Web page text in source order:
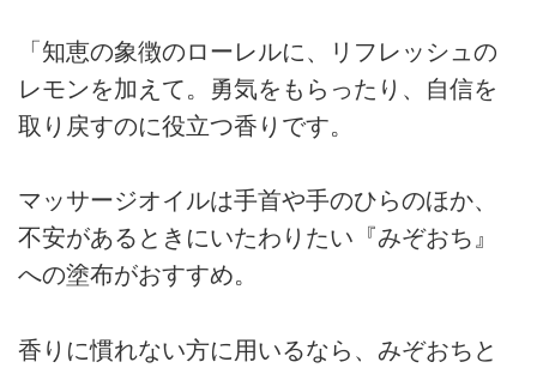
「知恵の象徴のローレルに、リフレッシュの
レモンを加えて。勇気をもらったり、自信を
取り戻すのに役立つ香りです。
マッサージオイルは手首や手のひらのほか、
不安があるときにいたわりたい『みぞおち』
への塗布がおすすめ。
香りに慣れない方に用いるなら、みぞおちと